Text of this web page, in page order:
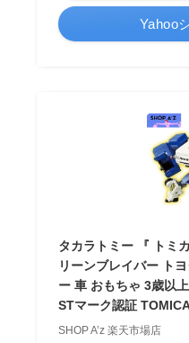
Yahoo
タカラトミー 『 トミ
リーンブレイバー ト
ー 車 おもちゃ 3歳以
STマーク認証
SHOP A’z 楽天市場店